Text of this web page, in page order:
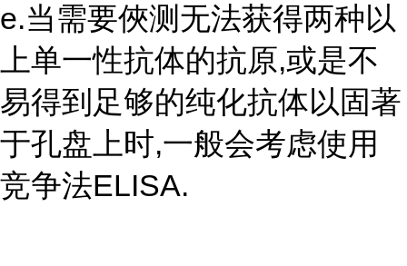
e.当需要俠测无法获得两种以
上单一性抗体的抗原,或是不
易得到足够的纯化抗体以固著
于孔盘上时,一般会考虑使用
竞争法ELISA.